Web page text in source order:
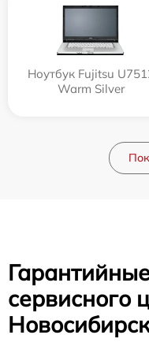
Ноутбук Fujitsu
Warm Silver
сервисного